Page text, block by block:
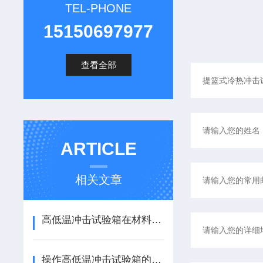
TEL-PHONE
15150697977
查看全部
ARTICLE
相关文章
高低温冲击试验箱在材料测试中的应用说明
操作高低温冲击试验箱的安全注意事项